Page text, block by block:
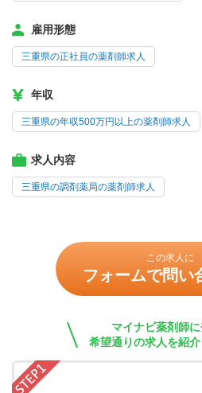
雇用形態
三重県の正社員の薬剤師求人
年収
三重県の年収500万円以上の薬剤師求人
求人内容
三重県の調剤薬局の薬剤師求人
この求人に
フォームで問い
マイナビ薬剤師
希望通りの求人を紹介